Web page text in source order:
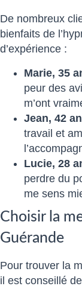
De nombreux
bienfaits de
d’expérience :
Marie, 35
peur des
m’ont
Jean, 42
travail et
Lucie, 28
perdre du
me sens
Choisir la
Guérande
Pour trouver la
il est conseillé